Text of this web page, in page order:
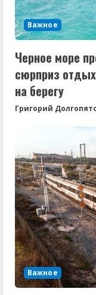
Важное
Черное море
сюрприз
на берегу
Григорий
Важное